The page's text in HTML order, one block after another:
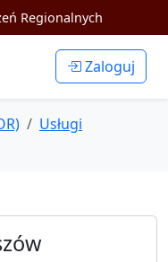
Regionalnych
Zaloguj
Usługi